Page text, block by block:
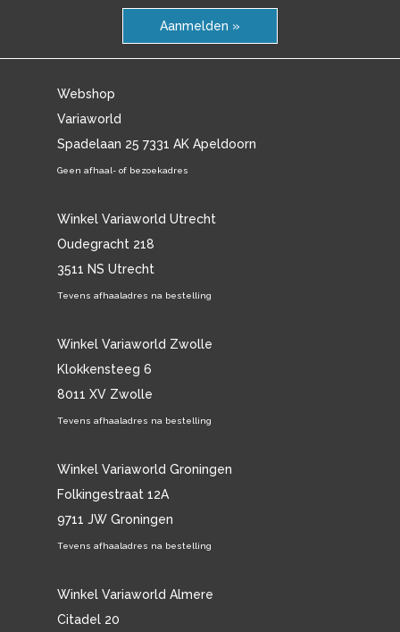
Aanmelden »
Webshop
Variaworld
Spadelaan 25 7331 AK Apeldoorn
Geen afhaal- of bezoekadres
Winkel Variaworld Utrecht
Oudegracht 218
3511 NS Utrecht
Tevens afhaaladres na bestelling
Winkel Variaworld Zwolle
Klokkensteeg 6
8011 XV Zwolle
Tevens afhaaladres na bestelling
Winkel Variaworld Groningen
Folkingestraat 12A
9711 JW Groningen
Tevens afhaaladres na bestelling
Winkel Variaworld Almere
Citadel 20